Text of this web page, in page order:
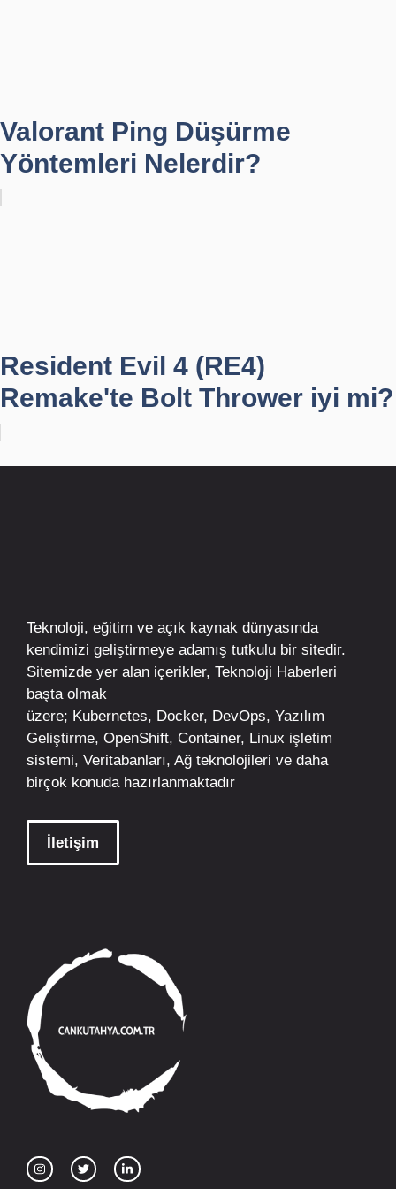
Valorant Ping Düşürme
Yöntemleri Nelerdir?
Resident Evil 4 (RE4)
Remake'te Bolt Thrower iyi mi?
Teknoloji, eğitim ve açık kaynak dünyasında
kendimizi geliştirmeye adamış tutkulu bir sitedir.
Sitemizde yer alan içerikler, Teknoloji Haberleri
başta olmak
üzere; Kubernetes, Docker, DevOps, Yazılım
Geliştirme, OpenShift, Container, Linux işletim
sistemi, Veritabanları, Ağ teknolojileri ve daha
birçok konuda hazırlanmaktadır
İletişim